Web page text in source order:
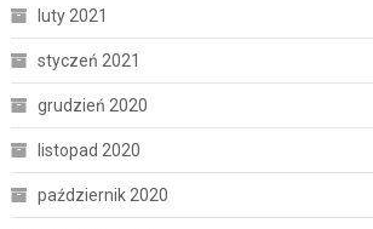
luty 2021
styczeń 2021
grudzień 2020
listopad 2020
październik 2020